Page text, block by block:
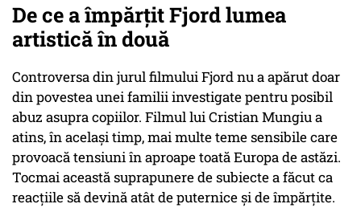
De ce a împărțit Fjord lumea
artistică în două
Controversa din jurul filmului Fjord nu a apărut doar
din povestea unei familii investigate pentru posibil
abuz asupra copiilor. Filmul lui Cristian Mungiu a
atins, în același timp, mai multe teme sensibile care
provoacă tensiuni în aproape toată Europa de astăzi.
Tocmai această suprapunere de subiecte a făcut ca
reacțiile să devină atât de puternice și de împărțite.